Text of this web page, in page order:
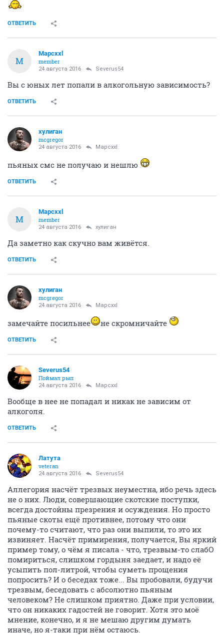
ОТВЕТИТЬ
M
Mapcxxl
member
24 августа 2016 Severus54
Вы с юных лет попали в алкогольную зависимость?
ОТВЕТИТЬ
хулиган
mcgregor
24 августа 2016 Mapcxxl
пьяных смс не получаю и нешлю
ОТВЕТИТЬ
M
Mapcxxl
member
24 августа 2016 хулиган
Да заметно как скучно вам живётся.
ОТВЕТИТЬ
хулиган
mcgregor
24 августа 2016 Mapcxxl
замечайте посильнее не скромничайте
ОТВЕТИТЬ
Severus54
Поймал рып
24 августа 2016 Mapcxxl
Вообще в нее не попадал и никак не зависим от
алкоголя.
ОТВЕТИТЬ
Латута
veteran
24 августа 2016 Severus54
Аллегория насчёт трезвых неуместна, ибо речь здесь
не о них. Люди, совершающие скотские поступки,
всегда достойны презрения и осуждения. Но просто
пьяные скоты ещё противнее, потому что они
почему-то считают, что раз они выпили, то это их
извиняет. Насчёт примирения, получается, Вы яркий
пример тому, о чём я писала - что, трезвым-то слабО
помириться, слишком гордыня заедает, и надо её
усыпить пол-литрой, чтобы суметь прощения
попросить? И о беседах тоже... Вы пробовали, будучи
трезвым, беседовать с абсолютно пьяным
человеком? Не слишком приятно. Даже при условии,
что он никаких гадостей не говорит. Хотя это моё
мнение, конечно, и я не мешаю другим думать
иначе, но я-таки при нём остаюсь.